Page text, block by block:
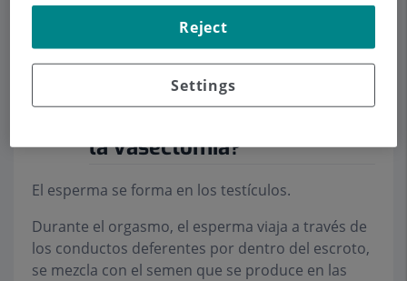
ContacteDades d'interès
¿Cómo impide el embarazo
la vasectomía?
El esperma se forma en los testículos.
Durante el orgasmo, el esperma viaja a través de
los conductos deferentes por dentro del escroto,
se mezcla con el semen que se produce en las
Settings
Reject